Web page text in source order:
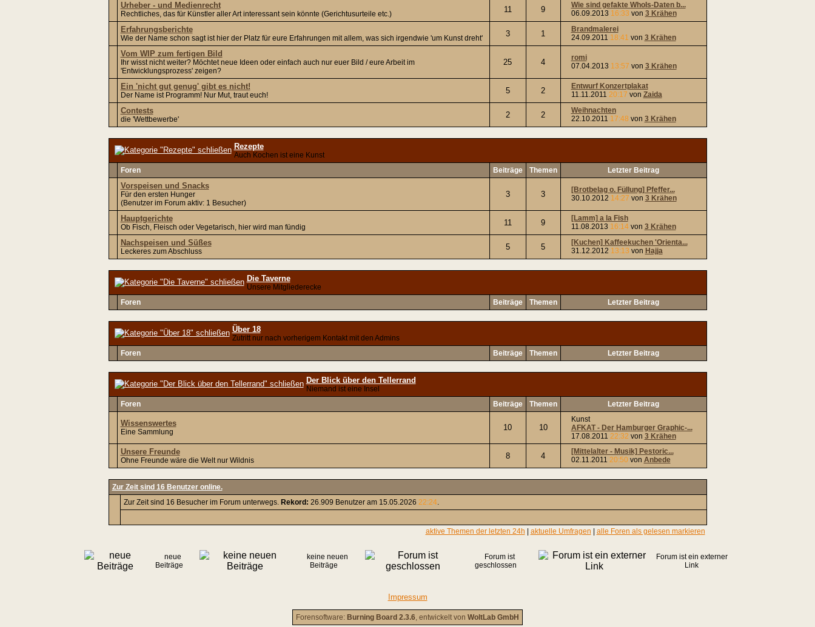
Urheber - und Medienrecht
Rechtliches, das für Künstler aller Art interessant sein könnte (Gerichtusurteile etc.) 11 9
Wie sind gefakte WhoIs-Daten b...
06.09.2013 16:33 von 3 Krähen
Erfahrungsberichte
Wie der Name schon sagt ist hier der Platz für eure Erfahrungen mit allem, was sich irgendwie 'um Kunst dreht' 3 1
Brandmalerei
24.09.2011 18:41 von 3 Krähen
Vom WIP zum fertigen Bild
Ihr wisst nicht weiter? Möchtet neue Ideen oder einfach auch nur euer Bild / eure Arbeit im
'Entwicklungsprozess' zeigen?
25 4
romi
07.04.2013 13:57 von 3 Krähen
Ein 'nicht gut genug' gibt es nicht!
Der Name ist Programm! Nur Mut, traut euch! 5 2
Entwurf Konzertplakat
11.11.2011 20:17 von Zaida
Contests
die 'Wettbewerbe' 2 2
Weihnachten
22.10.2011 17:48 von 3 Krähen
Rezepte
Auch Kochen ist eine Kunst
Foren
Beiträge Themen Letzter Beitrag
Vorspeisen und Snacks
Für den ersten Hunger
(Benutzer im Forum aktiv: 1 Besucher)
3 3
[Brotbelag o. Füllung] Pfeffer...
30.10.2012 14:27 von 3 Krähen
Hauptgerichte
Ob Fisch, Fleisch oder Vegetarisch, hier wird man fündig 11 9
[Lamm] a la Fish
11.08.2013 16:14von 3 Krähen
Nachspeisen und Süßes
Leckeres zum Abschluss 5 5
[Kuchen] Kaffeekuchen 'Orienta...
31.12.2012 13:13 von Hajja
Die Taverne
Unsere Mitgliederecke
Foren
Beiträge Themen Letzter Beitrag
Über 18
Zutritt nur nach vorherigem Kontakt mit den Admins
Foren
Beiträge Themen Letzter Beitrag
Der Blick über den Tellerrand
Niemand ist eine Insel
Foren
Beiträge Themen Letzter Beitrag
Wissenswertes
Eine Sammlung 10 10
Kunst
AFKAT - Der Hamburger Graphic-...
17.08.2011 22:32 von 3 Krähen
Unsere Freunde
Ohne Freunde wäre die Welt nur Wildnis 8 4
[Mittelalter - Musik] Pestoric...
02.11.2011 20:50 von Anbede
Zur Zeit sind 16 Benutzer online.
Zur Zeit sind 16 Besucher im Forum unterwegs. Rekord: 26.909 Benutzer am 15.05.2026 22:24.
aktive Themen der letzten 24h aktuelle Umfragen alle Foren als gelesen markieren
neue
Beiträge
keine neuen
Beiträge
Forum ist
geschlossen
Forum ist ein externer
Link
Impressum
Forensoftware: Burning Board 2.3.6, entwickelt von WoltLab GmbH